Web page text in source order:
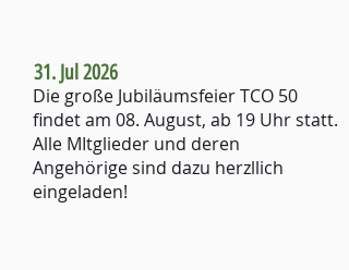
31. Jul 2026
Die große Jubiläumsfeier TCO 50
findet am 08. August, ab 19 Uhr statt.
Alle MItglieder und deren
Angehörige sind dazu herzllich
eingeladen!